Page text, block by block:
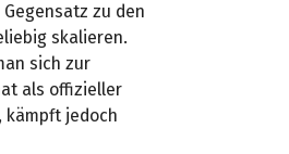
zu den
skalieren.
sich zur
als offizieller
kämpft jedoch